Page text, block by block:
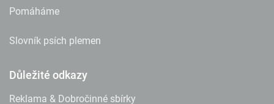
Pomáháme
Slovník psích plemen
Důležité odkazy
Reklama & Dobročinné sbírky